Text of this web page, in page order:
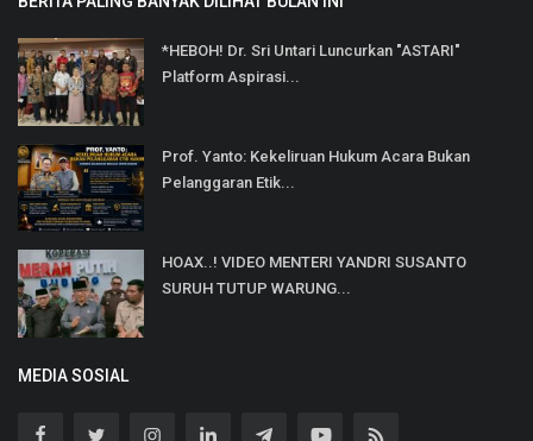
*HEBOH! Dr. Sri Untari Luncurkan "ASTARI"
Platform Aspirasi...
Prof. Yanto: Kekeliruan Hukum Acara Bukan
Pelanggaran Etik...
HOAX..! VIDEO MENTERI YANDRI SUSANTO
SURUH TUTUP WARUNG...
MEDIA SOSIAL